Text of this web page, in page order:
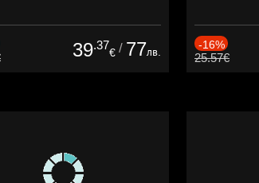
39.37
€ / 77лв.
-16%
25.57€